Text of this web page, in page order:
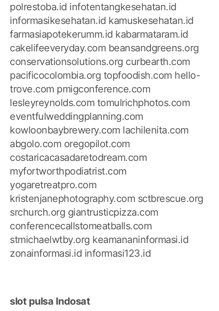
polrestoba.id infotentangkesehatan.id
informasikesehatan.id kamuskesehatan.id
farmasiapotekerumm.id kabarmataram.id
cakelifeeveryday.com beansandgreens.org
conservationsolutions.org curbearth.com
pacificocolombia.org topfoodish.com hello-
trove.com pmigconference.com
lesleyreynolds.com tomulrichphotos.com
eventfulweddingplanning.com
kowloonbaybrewery.com lachilenita.com
abgolo.com oregopilot.com
costaricacasadaretodream.com
myfortworthpodiatrist.com
yogaretreatpro.com
kristenjanephotography.com sctbrescue.org
srchurch.org giantrusticpizza.com
conferencecallstomeatballs.com
stmichaelwtby.org keamananinformasi.id
zonainformasi.id informasi123.id
slot pulsa Indosat